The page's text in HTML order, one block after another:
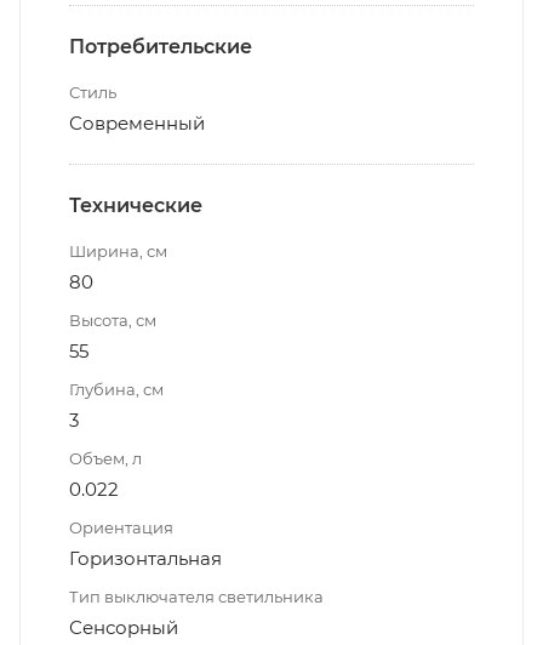
Потребительские
Стиль
Современный
Технические
Ширина, см
80
Высота, см
55
Глубина, см
3
Объем, л
0.022
Ориентация
Горизонтальная
Тип выключателя светильника
Сенсорный